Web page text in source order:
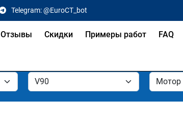
Telegram: @EuroCT_bot
Отзывы Скидки Примеры работ FAQ